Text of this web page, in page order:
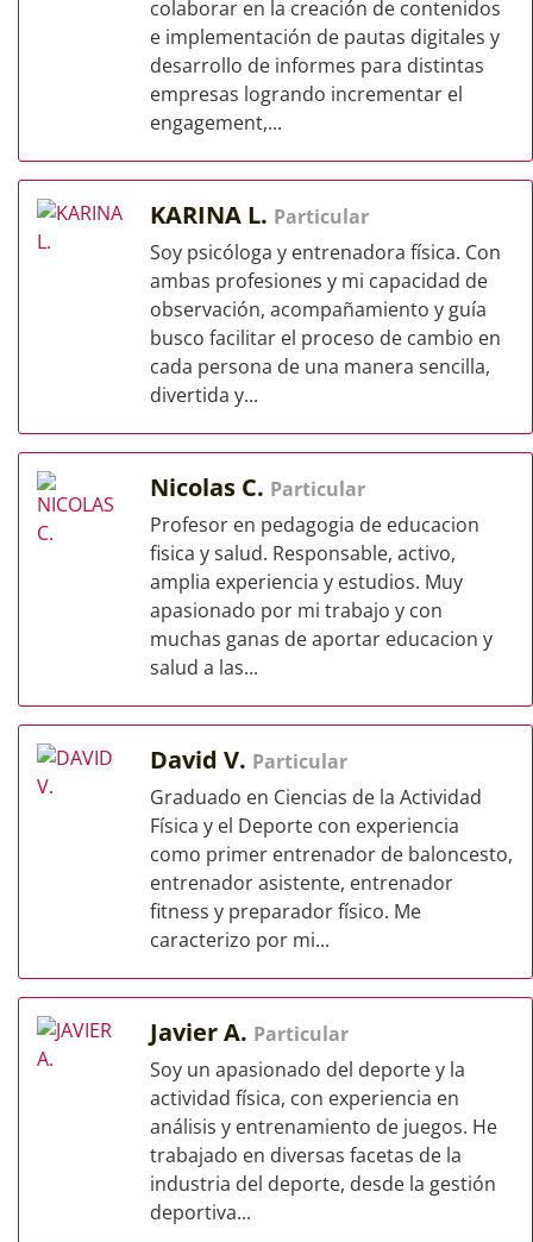
colaborar en la creación de contenidos
e implementación de pautas digitales y
desarrollo de informes para distintas
empresas logrando incrementar el
engagement,...
KARINA L. Particular
Soy psicóloga y entrenadora física. Con
ambas profesiones y mi capacidad de
observación, acompañamiento y guía
busco facilitar el proceso de cambio en
cada persona de una manera sencilla,
divertida y...
Nicolas C. Particular
Profesor en pedagogia de educacion
fisica y salud. Responsable, activo,
amplia experiencia y estudios. Muy
apasionado por mi trabajo y con
muchas ganas de aportar educacion y
salud a las...
David V. Particular
Graduado en Ciencias de la Actividad
Física y el Deporte con experiencia
como primer entrenador de baloncesto,
entrenador asistente, entrenador
fitness y preparador físico. Me
caracterizo por mi...
Javier A. Particular
Soy un apasionado del deporte y la
actividad física, con experiencia en
análisis y entrenamiento de juegos. He
trabajado en diversas facetas de la
industria del deporte, desde la gestión
deportiva...